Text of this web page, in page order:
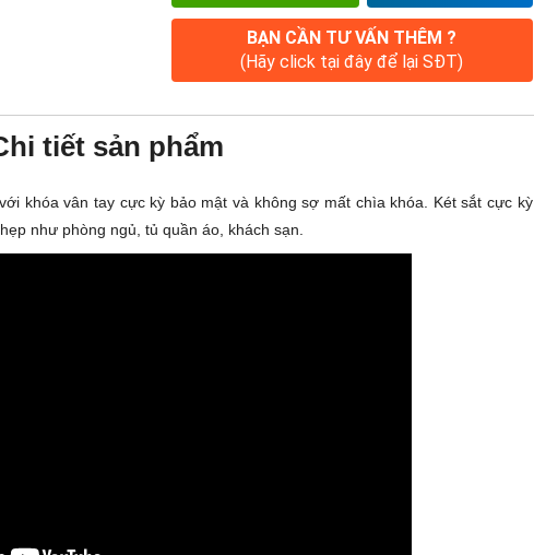
BẠN CẦN TƯ VẤN THÊM ?
(Hãy click tại đây để lại SĐT)
tiết sản phẩm
khóa vân tay cực kỳ bảo mật và không sợ mất chìa khóa. Két sắt cực kỳ
như phòng ngủ, tủ quần áo, khách sạn.